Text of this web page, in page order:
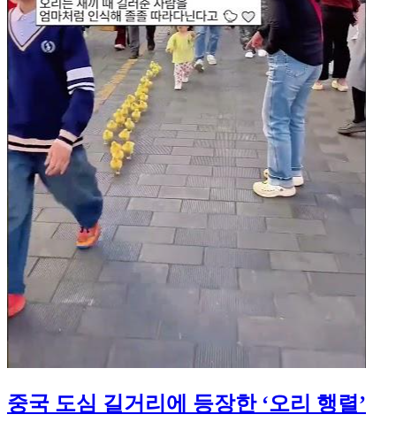
중국 도심 길거리에 등장한 ‘오리 행렬’